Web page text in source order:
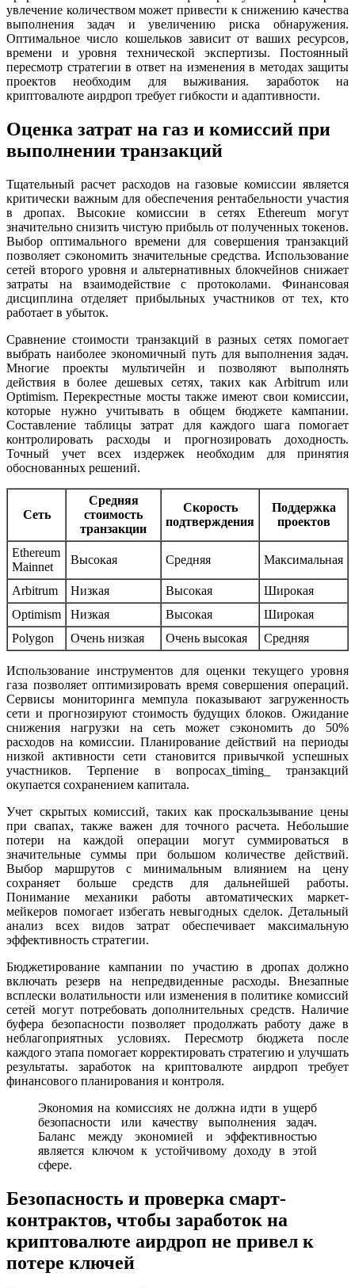
увлечение количеством может привести к снижению качества
выполнения задач и увеличению риска обнаружения.
Оптимальное число кошельков зависит от ваших ресурсов,
времени и уровня технической экспертизы. Постоянный
пересмотр стратегии в ответ на изменения в методах защиты
проектов необходим для выживания. заработок на
криптовалюте аирдроп требует гибкости и адаптивности.
Оценка затрат на газ и комиссий при
выполнении транзакций
Тщательный расчет расходов на газовые комиссии является
критически важным для обеспечения рентабельности участия
в дропах. Высокие комиссии в сетях Ethereum могут
значительно снизить чистую прибыль от полученных токенов.
Выбор оптимального времени для совершения транзакций
позволяет сэкономить значительные средства. Использование
сетей второго уровня и альтернативных блокчейнов снижает
затраты на взаимодействие с протоколами. Финансовая
дисциплина отделяет прибыльных участников от тех, кто
работает в убыток.
Сравнение стоимости транзакций в разных сетях помогает
выбрать наиболее экономичный путь для выполнения задач.
Многие проекты мультичейн и позволяют выполнять
действия в более дешевых сетях, таких как Arbitrum или
Optimism. Перекрестные мосты также имеют свои комиссии,
которые нужно учитывать в общем бюджете кампании.
Составление таблицы затрат для каждого шага помогает
контролировать расходы и прогнозировать доходность.
Точный учет всех издержек необходим для принятия
обоснованных решений.
Сеть
Средняя
стоимость
транзакции
Скорость
подтверждения
Поддержка
проектов
Ethereum
Mainnet
Высокая Средняя Максимальная
Arbitrum Низкая Высокая
Широкая
Optimism
Низкая Высокая
Широкая
Polygon
Очень низкая Очень высокая Средняя
Использование инструментов для оценки текущего уровня
газа позволяет оптимизировать время совершения операций.
Сервисы мониторинга мемпула показывают загруженность
сети и прогнозируют стоимость будущих блоков. Ожидание
снижения нагрузки на сеть может сэкономить до 50%
расходов на комиссии. Планирование действий на периоды
низкой активности сети становится привычкой успешных
участников. Терпение в вопросах_timing_ транзакций
окупается сохранением капитала.
Учет скрытых комиссий, таких как проскальзывание цены
при свапах, также важен для точного расчета. Небольшие
потери на каждой операции могут суммироваться в
значительные суммы при большом количестве действий.
Выбор маршрутов с минимальным влиянием на цену
сохраняет больше средств для дальнейшей работы.
Понимание механики работы автоматических маркет-
мейкеров помогает избегать невыгодных сделок. Детальный
анализ всех видов затрат обеспечивает максимальную
эффективность стратегии.
Бюджетирование кампании по участию в дропах должно
включать резерв на непредвиденные расходы. Внезапные
всплески волатильности или изменения в политике комиссий
сетей могут потребовать дополнительных средств. Наличие
буфера безопасности позволяет продолжать работу даже в
неблагоприятных условиях. Пересмотр бюджета после
каждого этапа помогает корректировать стратегию и улучшать
результаты. заработок на криптовалюте аирдроп требует
финансового планирования и контроля.
Экономия на комиссиях не должна идти в ущерб
безопасности или качеству выполнения задач.
Баланс между экономией и эффективностью
является ключом к устойчивому доходу в этой
сфере.
Безопасность и проверка смарт-
контрактов, чтобы заработок на
криптовалюте аирдроп не привел к
потере ключей